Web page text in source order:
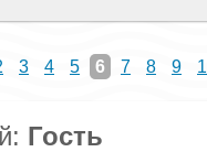
3 4 5 6 7 8 9
Гость